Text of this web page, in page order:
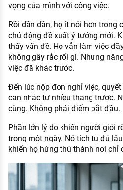
vọng của mình với công việc.
Rồi dần dần, họ ít nói hơn trong
chủ động đề xuất ý tưởng mới.
thấy vấn đề. Họ vẫn làm việc
không gây rắc rối gì. Nhưng
việc đã khác trước.
Đến lúc nộp đơn nghỉ việc,
cân nhắc từ nhiều tháng trước.
cùng. Không phải điểm bắt đầu.
Phần lớn lý do khiến người giỏi
trong một ngày. Nó tích tụ đủ
khiến họ hứng thú thành nơi chỉ